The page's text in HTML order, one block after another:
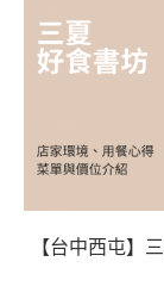
【台中西屯】